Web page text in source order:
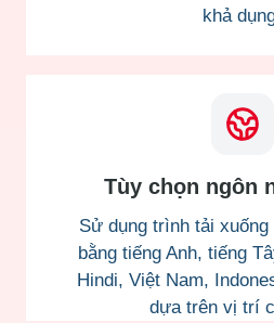
khả
Tùy chọn ngôn
Sử dụng trình tải
bằng tiếng Anh, tiếng
Hindi, Việt Nam,
dựa trên vị trí